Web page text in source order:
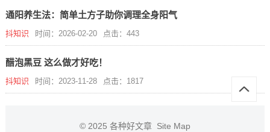
通阳养生法：简单土方子助你调理全身阳气
抖知识 时间：2026-02-20 点击：443
醋泡黑豆 这么做才好吃！
抖知识 时间：2023-11-28 点击：1817
© 2025 各种好文章 Site Map